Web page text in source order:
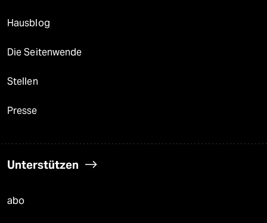
Hausblog
Die Seitenwende
Stellen
Presse
Unterstützen
abo